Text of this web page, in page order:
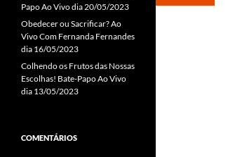
Papo Ao Vivo dia 20/05/2023
Obedecer ou Sacrificar? Ao
Vivo Com Fernanda Fernandes
dia 16/05/2023
Colhendo os Frutos das Nossas
Escolhas! Bate-Papo Ao Vivo
dia 13/05/2023
COMENTÁRIOS